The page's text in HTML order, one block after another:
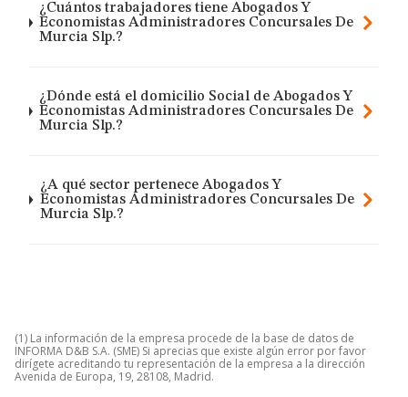
¿Cuántos trabajadores tiene Abogados Y
Economistas Administradores Concursales De
Murcia Slp.?
¿Dónde está el domicilio Social de Abogados Y
Economistas Administradores Concursales De
Murcia Slp.?
¿A qué sector pertenece Abogados Y
Economistas Administradores Concursales De
Murcia Slp.?
(1) La información de la empresa procede de la base de datos de
INFORMA D&B S.A. (SME) Si aprecias que existe algún error por favor
dirígete acreditando tu representación de la empresa a la dirección
Avenida de Europa, 19, 28108, Madrid.